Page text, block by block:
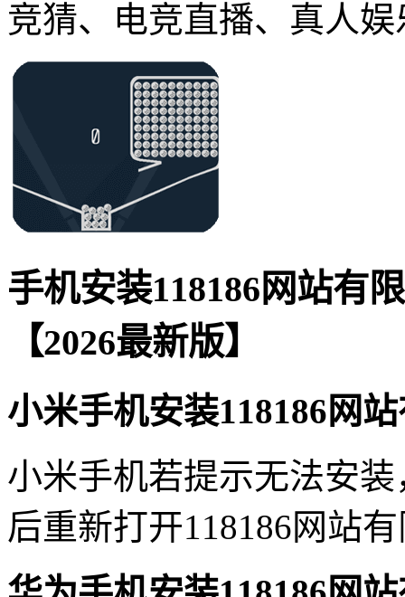
竞猜、电竞直播、真人
手机安装118186网站有
【2026最新版】
小米手机安装118186网
小米手机若提示无法安
后重新打开118186网站